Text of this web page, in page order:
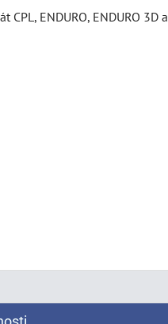
ENDURO, ENDURO 3D a